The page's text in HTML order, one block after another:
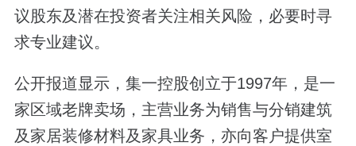
议股东及潜在投资者关注相关风险，必要时寻
求专业建议。
公开报道显示，集一控股创立于1997年，是一
家区域老牌卖场，主营业务为销售与分销建筑
及家居装修材料及家具业务，亦向客户提供室